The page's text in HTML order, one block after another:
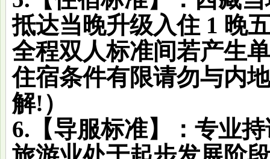
抵达当晚升级入住 1 晚
全程双人标准间若产生
住宿条件有限请勿与内
解!）
6.【导服标准】：专业